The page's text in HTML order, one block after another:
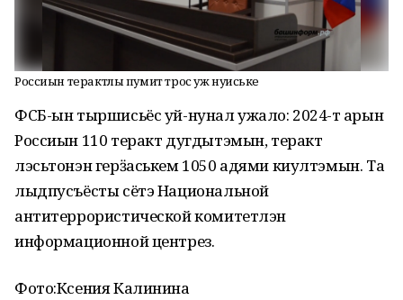
Россиын терактлы пумит трос уж нуиське
ФСБ-ын тыршисьёс уй-нунал ужало: 2024-тӥ арын
Россиын 110 теракт дугдытэмын, теракт
лэсьтонэн герӟаськем 1050 адями киултэмын. Та
лыдпусъёсты сётэ Национальной
антитеррористической комитетлэн
информационной центрез.
Фото:Ксения Калинина